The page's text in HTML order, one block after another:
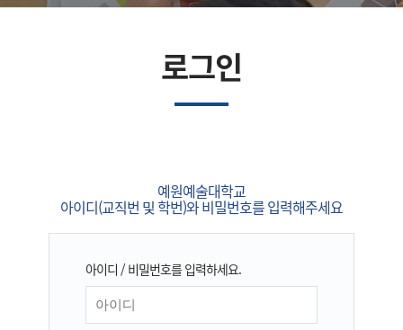
로그인
예원예술대학교
아이디(교직번 및 학번)와 비밀번호를 입력해주세요
아이디 / 비밀번호를 입력하세요.